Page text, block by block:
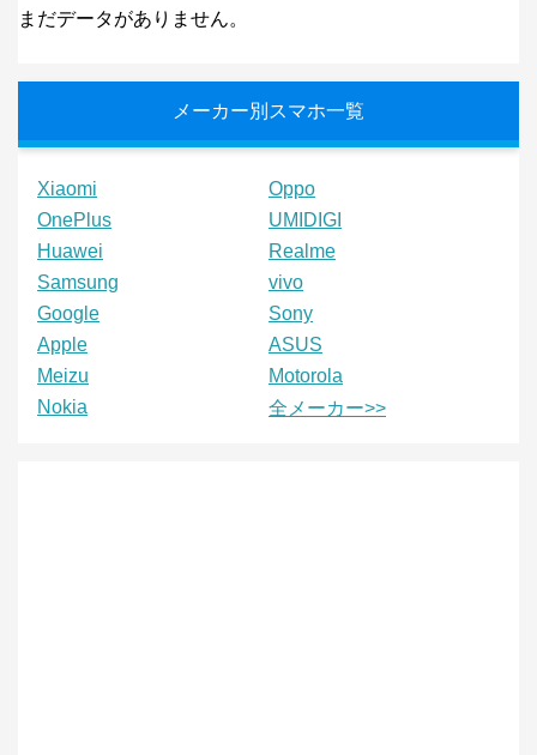
まだデータがありません。
メーカー別スマホ一覧
Xiaomi
Oppo
OnePlus
UMIDIGI
Huawei
Realme
Samsung
vivo
Google
Sony
Apple
ASUS
Meizu
Motorola
Nokia
全メーカー>>